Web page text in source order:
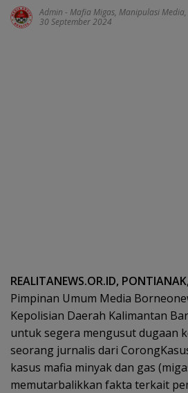
Admin - Mafia Migas, Manipulasi Media,
30 September 2024
REALITANEWS.OR.ID,
Pimpinan Umum Media
Kepolisian Daerah Kalimantan
untuk segera mengusut dugaan
seorang jurnalis dari
kasus mafia minyak dan gas
memutarbalikkan fakta terkait